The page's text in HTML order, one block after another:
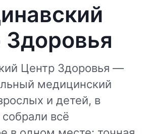
Здоровья
Центр Здоровья —
медицинский
и детей, в
всё